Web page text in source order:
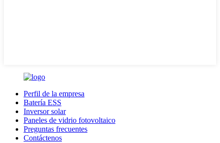
Perfil de la empresa
Batería ESS
Inversor solar
Paneles de vidrio fotovoltaico
Preguntas frecuentes
Contáctenos